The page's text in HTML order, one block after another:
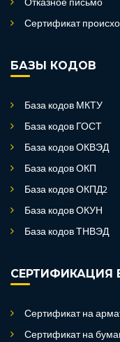
Отказное письмо
Сертификат
БАЗЫ КОДОВ
База кодов МКТУ
База кодов ГОСТ
База кодов ОКВЭД
База кодов ОКП
База кодов ОКПД2
База кодов ОКУН
База кодов ТНВЭД
СЕРТИФИКАЦИЯ
Сертификат на
Сертификат на